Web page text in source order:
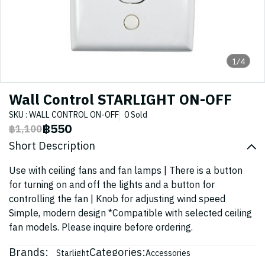
1/4
Wall Control STARLIGHT ON-OFF
SKU : WALL CONTROL ON-OFF 0 Sold
฿1,100฿550
Short Description
Use with ceiling fans and fan lamps | There is a button
for turning on and off the lights and a button for
controlling the fan | Knob for adjusting wind speed
Simple, modern design *Compatible with selected ceiling
fan models. Please inquire before ordering.